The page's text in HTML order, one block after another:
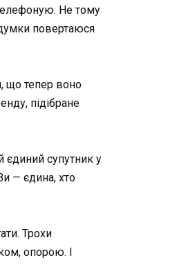
Не тому
повертаюся
що тепер воно
підібране
супутник у
— єдина, хто
Трохи
опорою. І